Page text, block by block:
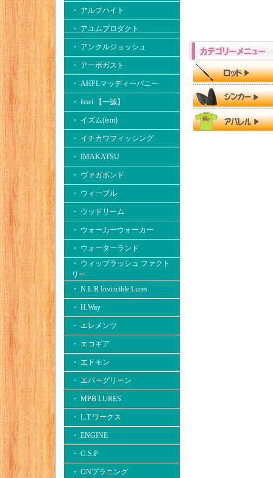
・ アルフハイト
・ アユムプロダクト
・ アンクルジョッシュ
・ アーボガスト
・ AHPLマッディーバニー
・ issei 【一誠】
・ イズム(ism)
・ イチカワフィッシング
・ IMAKATSU
・ ヴァガボンド
・ ウィーブル
・ ウッドリーム
・ ウォーカーウォーカー
・ ウォーターランド
・ ウィップラッシュ ファクト
リー
・ N.L.R Invincible Lures
・ H.Way
・ エレメンツ
・ エコギア
・ エドモン
・ エバーグリーン
・ MPB LURES
・ L.T.ワークス
・ ENGINE
・ O.S.P
・ ONプラニング